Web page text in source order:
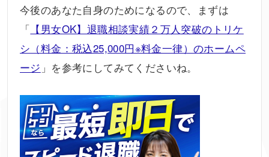
今後のあなた自身のためになるので、まずは
「 【男女OK】退職相談実績２万人突破のトリケ
シ（料金：税込25,000円※料金一律）のホームペ
ージ 」を参考にしてみてくださいね。